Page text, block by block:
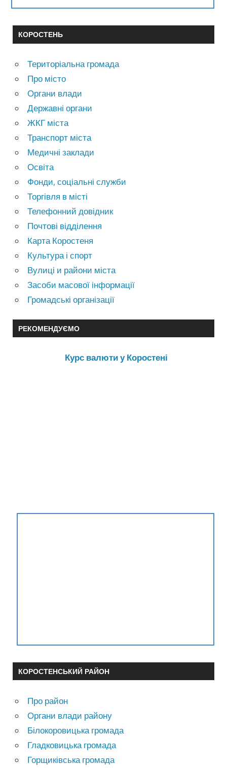
КОРОСТЕНЬ
Територіальна громада
Про місто
Органи влади
Державні органи
ЖКГ міста
Транспорт міста
Медичні заклади
Освіта
Фонди, соціальні служби
Торгівля в місті
Телефонний довідник
Почтові відділення
Карта Коростеня
Культура і спорт
Вулиці и райони міста
Засоби масової інформації
Громадські організації
РЕКОМЕНДУЄМО
Курс валюти у Коростені
КОРОСТЕНСЬКИЙ РАЙОН
Про район
Органи влади району
Білокоровицька громада
Гладковицька громада
Горщиківська громада